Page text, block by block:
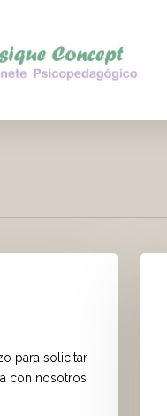
para solicitar
con nosotros